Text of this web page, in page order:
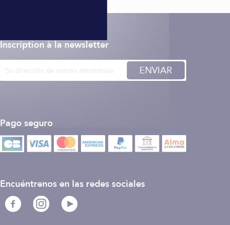
Inscription à la newsletter
ENVIAR
Pago seguro
Encuéntrenos en las redes sociales